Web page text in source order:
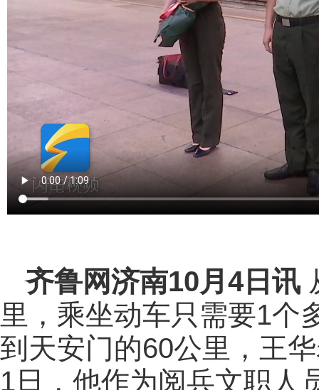
齐鲁网济南10月4日讯
里，乘坐动车只需要1个
到天安门的60公里，王
1日，他作为阅兵文职人